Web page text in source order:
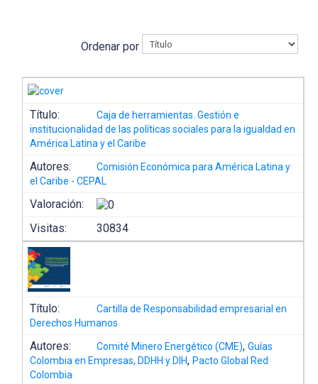
Ordenar por
Título:
Caja de herramientas. Gestión e
institucionalidad de las políticas sociales para la igualdad en
América Latina y el Caribe
Autores:
Comisión Económica para América Latina y
el Caribe - CEPAL
Valoración:
Visitas:
30834
Título:
Cartilla de Responsabilidad empresarial en
Derechos Humanos
Autores: Comité Minero Energético (CME),Guías
Colombia en Empresas, DDHH y DIH,Pacto Global Red
Colombia